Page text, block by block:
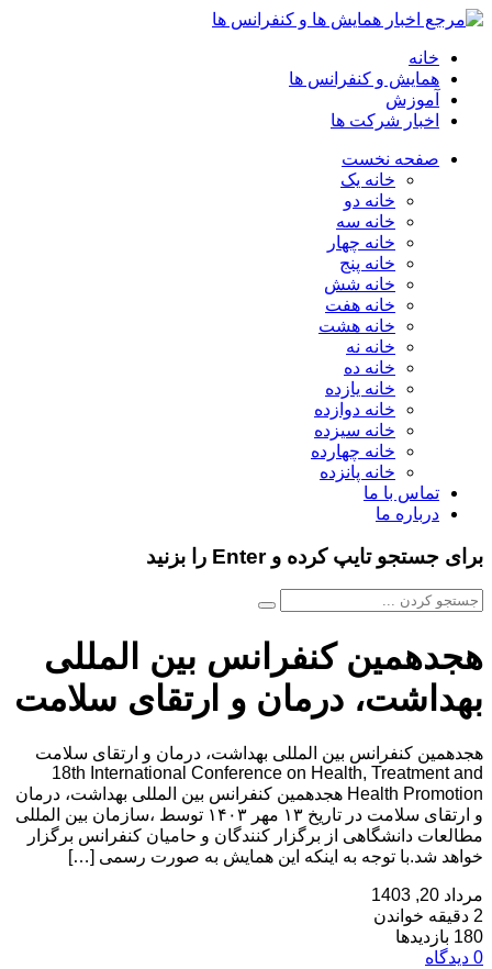
خانه
همایش و کنفرانس ها
آموزش
اخبار شرکت ها
صفحه نخست
خانه یک
خانه دو
خانه سه
خانه چهار
خانه پنج
خانه شش
خانه هفت
خانه هشت
خانه نه
خانه ده
خانه یازده
خانه دوازده
خانه سیزده
خانه چهارده
خانه پانزده
تماس با ما
درباره ما
برای جستجو تایپ کرده و Enter را بزنید
هجدهمین کنفرانس بین المللی
بهداشت، درمان و ارتقای سلامت
هجدهمین کنفرانس بین المللی بهداشت، درمان و ارتقای سلامت
18th International Conference on Health, Treatment and
Health Promotion هجدهمین کنفرانس بین المللی بهداشت، درمان
و ارتقای سلامت در تاریخ ۱۳ مهر ۱۴۰۳ توسط ،سازمان بین المللی
مطالعات دانشگاهی از برگزار کنندگان و حامیان کنفرانس برگزار
خواهد شد.با توجه به اینکه این همایش به صورت رسمی […]
مرداد 20, 1403
2 دقیقه خواندن
180 بازدیدها
0 دیدگاه